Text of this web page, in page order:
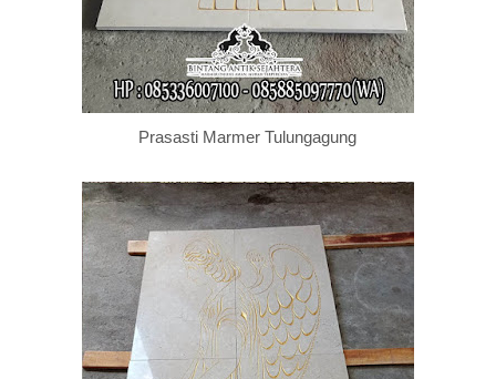
Prasasti Marmer Tulungagung